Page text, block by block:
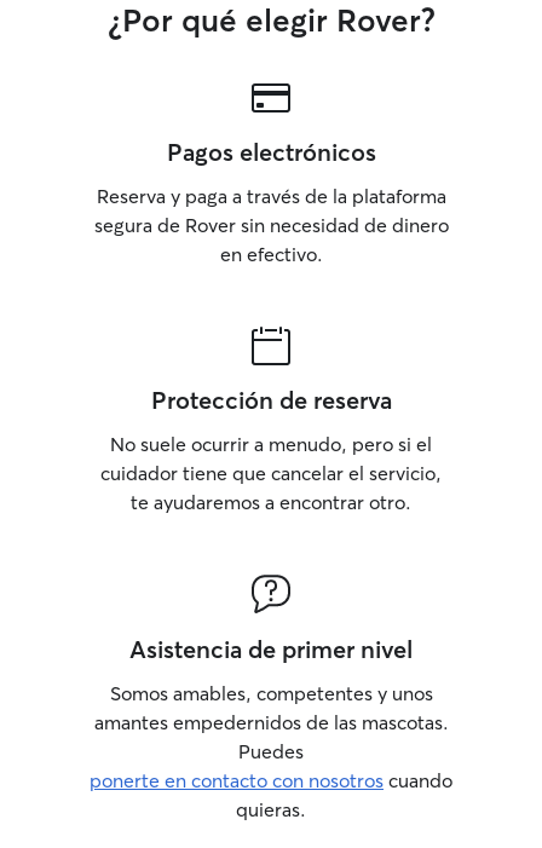
¿Por qué elegir Rover?
Pagos electrónicos
Reserva y paga a través de la plataforma
segura de Rover sin necesidad de dinero
en efectivo.
Protección de reserva
No suele ocurrir a menudo, pero si el
cuidador tiene que cancelar el servicio,
te ayudaremos a encontrar otro.
Asistencia de primer nivel
Somos amables, competentes y unos
amantes empedernidos de las mascotas.
Puedes
ponerte en contacto con nosotros cuando
quieras.